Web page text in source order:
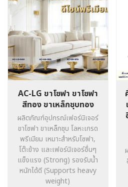
AC-LG ขาโซฟา ขาโซฟา
สีทอง ขาเหล็กชุบทอง
ผลิตภัณฑ์อุปกรณ์เฟอร์นิเจอร์
ขาโซฟา ขาเหล็กชุบ โลหะเกรด
พรีเมียม เหมาะสำหรับโซฟา,
โต๊ะข้าง และเฟอร์นิเจอร์อื่นๆ
แข็งแรง (Strong) รองรับน้ำ
หนักได้ดี (Supports heavy
weight)